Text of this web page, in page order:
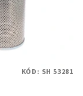
KÓD: SH 53281